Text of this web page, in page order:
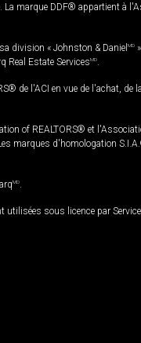
marque DDF® appartient à
division « Johnston & Daniel MD
Real Estate ServicesMD
de l'ACI en vue de l'achat, de
of REALTORS® et
marques d'homologation
MD
utilisées sous licence par